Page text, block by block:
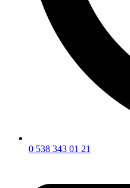
0 538 343 01 21